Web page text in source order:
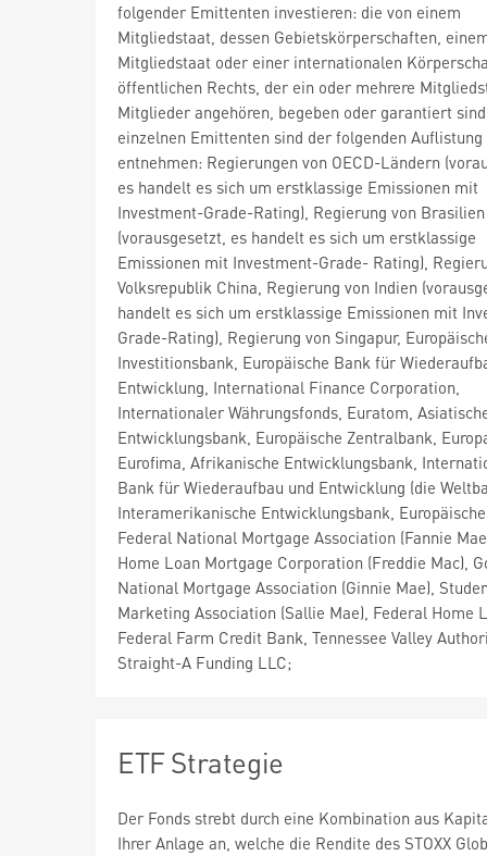
folgender Emittenten investieren: die von einem
Mitgliedstaat, dessen Gebietskörperschaften,
Mitgliedstaat oder einer internationalen
öffentlichen Rechts, der ein oder mehrere
Mitglieder angehören, begeben oder garantiert
einzelnen Emittenten sind der folgenden Auflistung
entnehmen: Regierungen von OECD-Ländern
es handelt es sich um erstklassige Emissionen mit
Investment-Grade-Rating), Regierung von Brasilien
(vorausgesetzt, es handelt es sich um erstklassige
Emissionen mit Investment-Grade- Rating),
Volksrepublik China, Regierung von Indien
handelt es sich um erstklassige Emissionen mit
Grade-Rating), Regierung von Singapur,
Investitionsbank, Europäische Bank für
Entwicklung, International Finance Corporation,
Internationaler Währungsfonds, Euratom,
Entwicklungsbank, Europäische Zentralbank,
Eurofima, Afrikanische Entwicklungsbank,
Bank für Wiederaufbau und Entwicklung (die
Interamerikanische Entwicklungsbank,
Federal National Mortgage Association (Fannie
Home Loan Mortgage Corporation (Freddie Mac),
National Mortgage Association (Ginnie Mae),
Marketing Association (Sallie Mae), Federal Home
Federal Farm Credit Bank, Tennessee Valley
Straight-A Funding LLC;
ETF Strategie
Der Fonds strebt durch eine Kombination aus
Ihrer Anlage an, welche die Rendite des STOXX